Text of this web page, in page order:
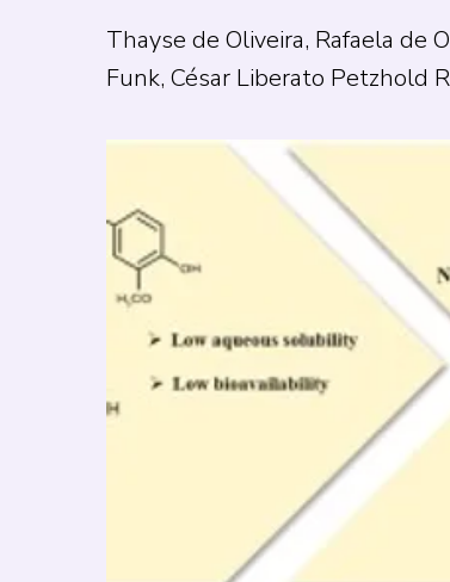
Thayse de Oliveira, Rafaela de
Funk, César Liberato Petzhold